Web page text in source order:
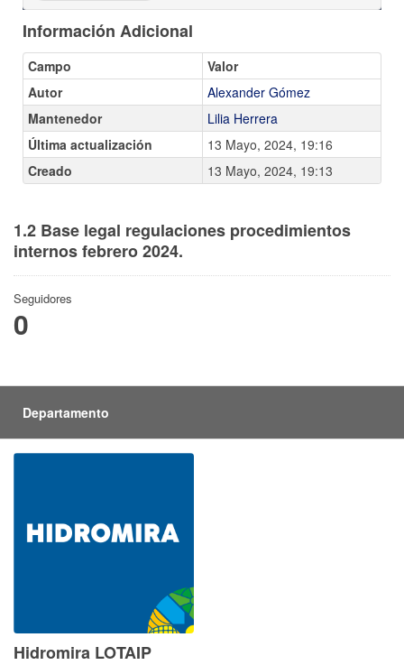
Información Adicional
Campo
Valor
Autor
Alexander Gómez
Mantenedor
Lilia Herrera
Última actualización
13 Mayo, 2024, 19:16
Creado
13 Mayo, 2024, 19:13
1.2 Base legal regulaciones procedimientos
internos febrero 2024.
Seguidores
0
Departamento
Hidromira LOTAIP